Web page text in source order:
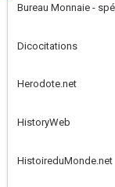
Bureau Monnaie -
Dicocitations
Herodote.net
HistoryWeb
HistoireduMonde.net